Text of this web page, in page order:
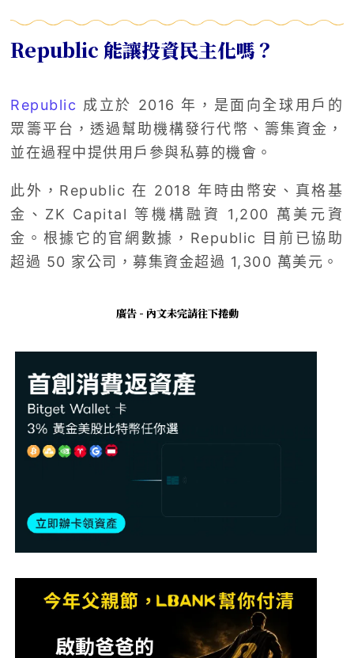
Republic 能讓投資民主化嗎？
Republic 成立於 2016 年，是面向全球用戶的
眾籌平台，透過幫助機構發行代幣、籌集資金，
並在過程中提供用戶參與私募的機會。
此外，Republic 在 2018 年時由幣安、真格基
金、ZK Capital 等機構融資 1,200 萬美元資
金。根據它的官網數據，Republic 目前已協助
超過 50 家公司，募集資金超過 1,300 萬美元。
廣告 - 內文未完請往下捲動